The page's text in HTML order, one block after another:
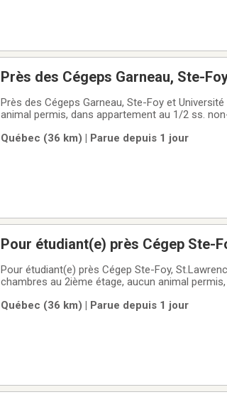
Près des Cégeps Garneau, Ste-
immeuble non fumeur, aucun
Près des Cégeps Garneau, Ste-Foy et
animal permis, dans appartement au 1/2 ss.
581-700-1555
Québec (36 km) | Parue depuis 1 jour
Pour étudiant(e) près Cégep Ste-
appartement en colocation de 3
Pour étudiant(e) près Cégep Ste-Foy,
chambres au 2ième étage, aucun animal
internet wifi illimité, 581-700-2493
Québec (36 km) | Parue depuis 1 jour